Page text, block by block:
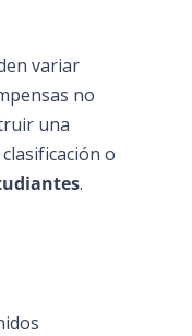
variar
no
una
o
.